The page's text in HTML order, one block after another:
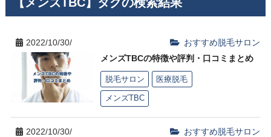
【メンズTBC】タグの検索結果
おすすめ脱毛サロン
2022/10/30/
メンズTBCの特徴や評判・口コミまとめ
脱毛サロン 医療脱毛
メンズTBC
おすすめ脱毛サロン
2022/10/30/